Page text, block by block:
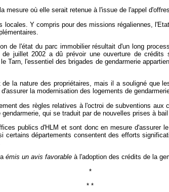
mesure où elle serait retenue à l'issue de l'appel
Y compris pour des missions régaliennes,
de l'état du parc immobilier résultait d'un long
juillet 2002 a dû prévoir une ouverture de
l'essentiel des brigades de gendarmerie
la nature des propriétaires, mais il a souligné que
la modernisation des logements de
des règles relatives à l'octroi de subventions
qui se traduit par de nouvelles prises à
publics d'HLM et sont donc en mesure d'assurer
départements consentent des efforts
émis un avis favorableà l'adoption des crédits de la
*
* *